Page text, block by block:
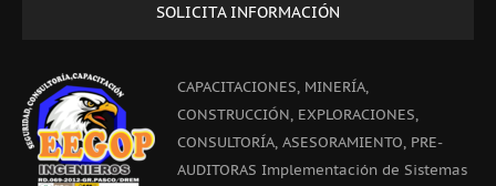
SOLICITA INFORMACIÓN
CAPACITACIONES, MINERÍA,
CONSTRUCCIÓN, EXPLORACIONES,
CONSULTORÍA, ASESORAMIENTO, PRE-
AUDITORAS Implementación de Sistemas